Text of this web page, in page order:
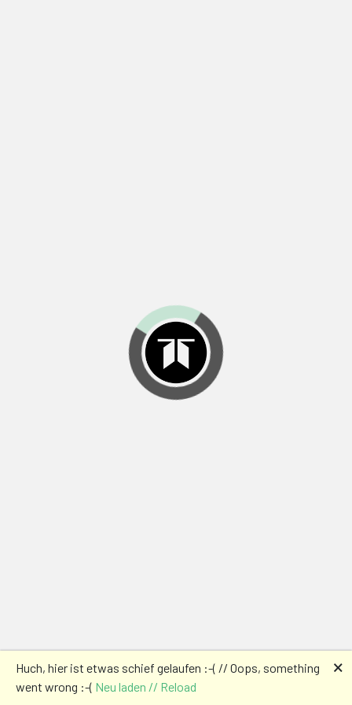
Huch, hier ist etwas schief gelaufen :-( // Oops, something
went wrong :-( Neu laden // Reload
🗙